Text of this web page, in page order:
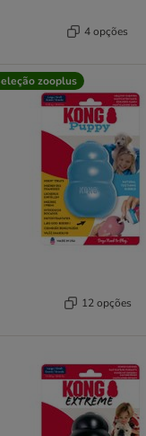
4 opções
zooplus
12 opções